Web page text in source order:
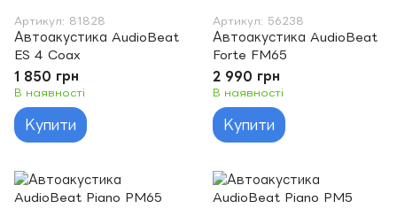
Артикул: 81828
Автоакустика AudioBeat
ES 4 Coax
1 850 грн
В наявності
Купити
Артикул: 56238
Автоакустика AudioBeat
Forte FM65
2 990 грн
В наявності
Купити